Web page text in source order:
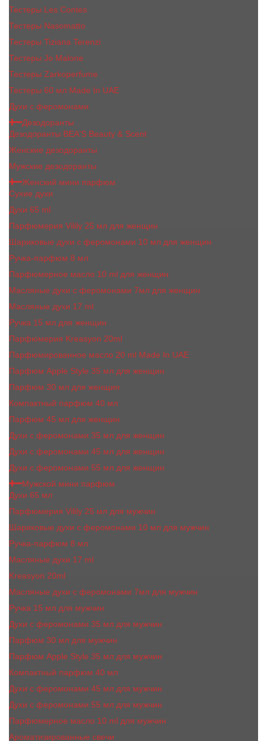
Тестеры Les Contes
Тестеры Nasomatto
Тестеры Tiziana Terenzi
Тестеры Jо Malоnе
Тестеры Zarkoperfume
Тестеры 60 мл Made In UAE
Духи с феромонами
Дезодоранты
Дезодоранты BEA'S Beauty & Scent
Женские дезодоранты
Мужские дезодоранты
Женский мини парфюм
Сухие духи
Духи 65 ml
Парфюмерия Vilily 25 мл для женщин
Шариковые духи с феромонами 10 мл для женщин
Ручка-парфюм 8 мл
Парфюмерное масло 10 ml для женщин
Масляные духи c феромонами 7мл для женщин
Масляные духи 17 ml
Ручка 15 мл для женщин
Парфюмерия Kreasyon 20ml
Парфюмированное масло 20 ml Made In UAE
Парфюм Apple Style 35 мл для женщин
Парфюм 30 мл для женщин
Компактный парфюм 40 мл
Парфюм 45 мл для женщин
Духи с феромонами 35 мл для женщин
Духи с феромонами 45 мл для женщин
Духи с феромонами 55 мл для женщин
Мужской мини парфюм
Духи 65 мл
Парфюмерия Vilily 25 мл для мужчин
Шариковые духи с феромонами 10 мл для мужчин
Ручка-парфюм 8 мл
Масляные духи 17 ml
Kreasyon 20ml
Масляные духи c феромонами 7мл для мужчин
Ручка 15 мл для мужчин
Духи с феромонами 35 мл для мужчин
Парфюм 30 мл для мужчин
Парфюм Apple Style 35 мл для мужчин
Компактный парфюм 40 мл
Духи с феромонами 45 мл для мужчин
Духи с феромонами 55 мл для мужчин
Парфюмерное масло 10 ml для мужчин
Ароматизированные свечи